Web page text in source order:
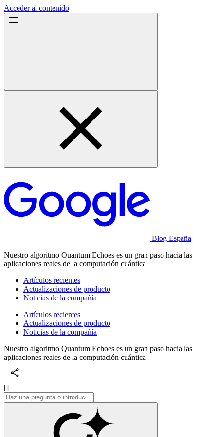
Acceder al contenido
Blog España
Nuestro algoritmo Quantum Echoes es un gran paso hacia las
aplicaciones reales de la computación cuántica
Artículos recientes
Actualizaciones de producto
Noticias de la compañía
Artículos recientes
Actualizaciones de producto
Noticias de la compañía
Nuestro algoritmo Quantum Echoes es un gran paso hacia las
aplicaciones reales de la computación cuántica
[]